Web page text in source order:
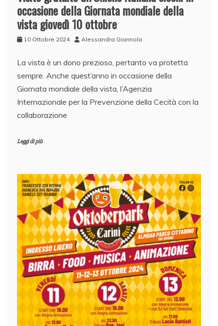
occasione della Giornata mondiale della
vista giovedì 10 ottobre
10 Ottobre 2024 Alessandra Giannola
La vista è un dono prezioso, pertanto va protetta
sempre. Anche quest’anno in occasione della
Giornata mondiale della vista, l’Agenzia
Internazionale per la Prevenzione della Cecità con la
collaborazione
Leggi di più